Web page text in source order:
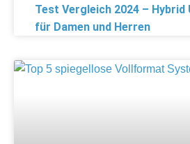
Test Vergleich 2024 – Hybrid
für Damen und Herren